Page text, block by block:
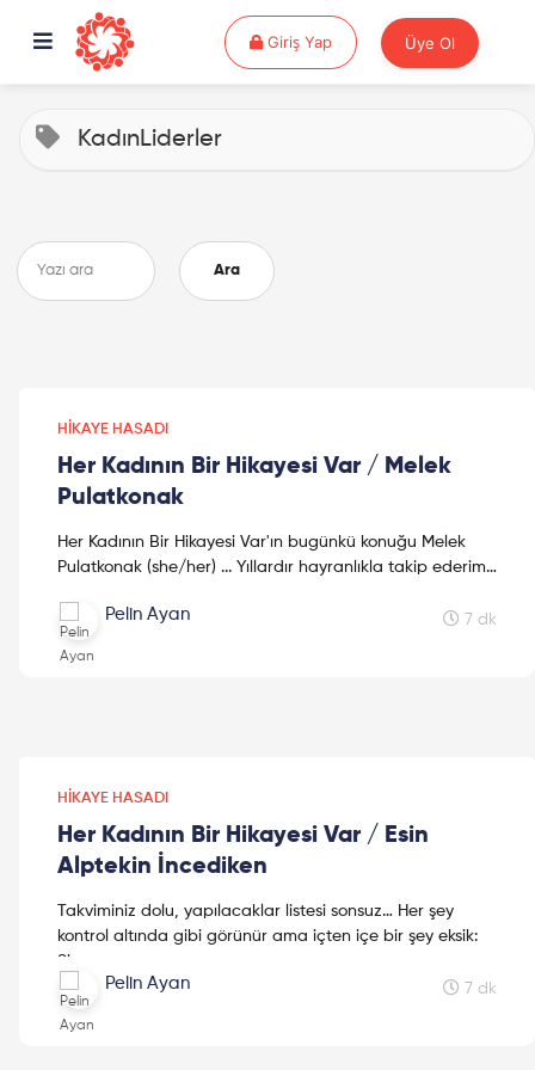
Giriş YapGiriş Yap Üye Ol
KadınLiderler
Ara
HIKAYE HASADI
Her Kadının Bir Hikayesi Var / Melek
Pulatkonak
Her Kadının Bir Hikayesi Var'ın bugünkü konuğu Melek
Pulatkonak (she/her) ... Yıllardır hayranlıkla takip ederim,
Pelin Ayan 7 dk
HIKAYE HASADI
Her Kadının Bir Hikayesi Var / Esin
Alptekin İncediken
Takviminiz dolu, yapılacaklar listesi sonsuz… Her şey
kontrol altında gibi görünür ama içten içe bir şey eksik:
Siz
. Çünkü yaşam, çoğu zaman bizi tanımlarla sarıp
sarmalar: Unvanlar, roller, sorumluluklar, bitmeyen
toplantılar, yönetilemeyen takvimler, ertelenen
yaşamayı
Pelin Ayan 7 dk